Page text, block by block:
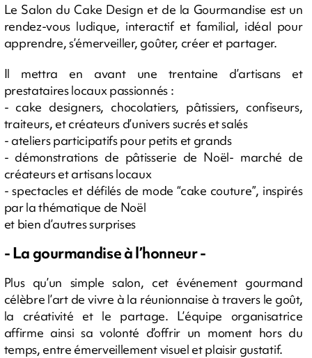
Le Salon du Cake Design et de la Gourmandise est un
rendez-vous ludique, interactif et familial, idéal pour
apprendre, s’émerveiller, goûter, créer et partager.
Il mettra en avant une trentaine d’artisans et
prestataires locaux passionnés :
- cake designers, chocolatiers, pâtissiers, confiseurs,
traiteurs, et créateurs d’univers sucrés et salés
- ateliers participatifs pour petits et grands
- démonstrations de pâtisserie de Noël- marché de
créateurs et artisans locaux
- spectacles et défilés de mode “cake couture”, inspirés
par la thématique de Noël
et bien d’autres surprises
- La gourmandise à l’honneur -
Plus qu’un simple salon, cet événement gourmand
célèbre l’art de vivre à la réunionnaise à travers le goût,
la créativité et le partage. L’équipe organisatrice
affirme ainsi sa volonté d’offrir un moment hors du
temps, entre émerveillement visuel et plaisir gustatif.